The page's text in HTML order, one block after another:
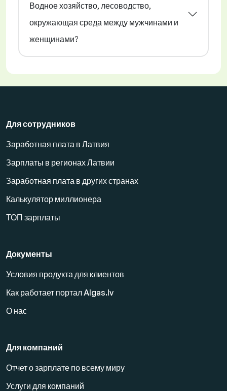
Водное хозяйство, лесоводство,
окружающая среда между мужчинами и
женщинами?
Для сотрудников
Заработная плата в Латвия
Зарплаты в регионах Латвии
Заработная плата в других странах
Калькулятор миллионера
ТОП зарплаты
Документы
Условия продукта для клиентов
Как работает портал Algas.lv
О нас
Для компаний
Отчет о зарплате по всему миру
Услуги для компаний